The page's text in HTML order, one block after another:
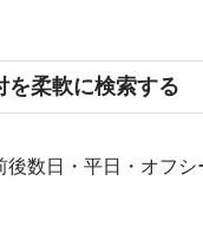
を柔軟に検索する
後数日・平日・オフシ